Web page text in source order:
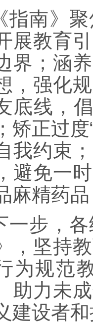
《指南》
展教育
界；涵
，强化
底线，
矫正过
我约束
避免一
麻精药
一步，
，坚持
为规范
助力未
建设者